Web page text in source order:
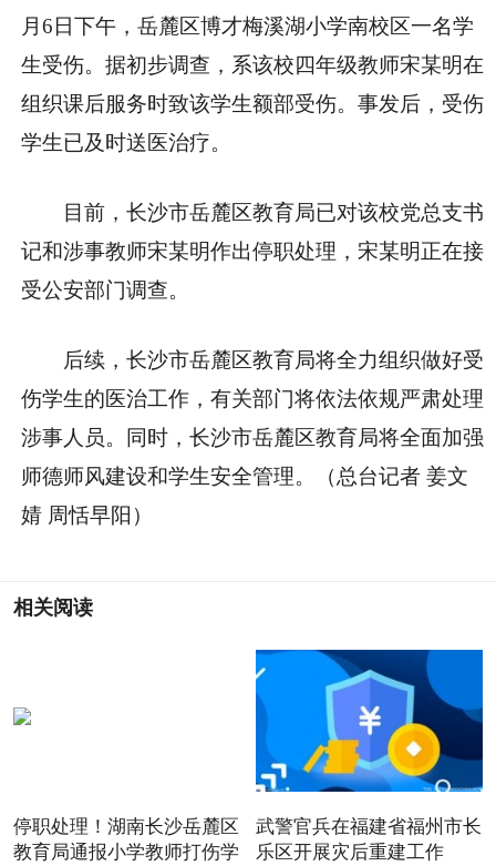
月6日下午，岳麓区博才梅溪湖小学南校区一名学
生受伤。据初步调查，系该校四年级教师宋某明在
组织课后服务时致该学生额部受伤。事发后，受伤
学生已及时送医治疗。
目前，长沙市岳麓区教育局已对该校党总支书
记和涉事教师宋某明作出停职处理，宋某明正在接
受公安部门调查。
后续，长沙市岳麓区教育局将全力组织做好受
伤学生的医治工作，有关部门将依法依规严肃处理
涉事人员。同时，长沙市岳麓区教育局将全面加强
师德师风建设和学生安全管理。（总台记者 姜文
婧 周恬早阳）
相关阅读
停职处理！湖南长沙岳麓区
教育局通报小学教师打伤学
武警官兵在福建省福州市长
乐区开展灾后重建工作